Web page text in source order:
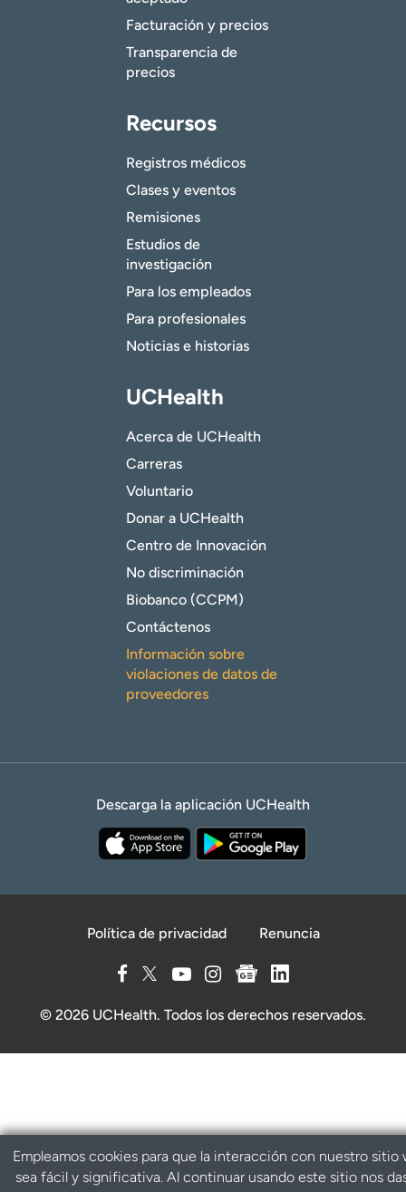
Facturación y precios
Transparencia de
precios
Recursos
Registros médicos
Clases y eventos
Remisiones
Estudios de
investigación
Para los empleados
Para profesionales
Noticias e historias
UCHealth
Acerca de UCHealth
Carreras
Voluntario
Donar a UCHealth
Centro de Innovación
No discriminación
Biobanco (CCPM)
Contáctenos
Información sobre
violaciones de datos de
proveedores
Descarga la aplicación UCHealth
Política de privacidad Renuncia
© 2026 UCHealth. Todos los derechos reservados.
Empleamos cookies para que la interacción con nuestro sitio
sea fácil y significativa. Al continuar usando este sitio nos